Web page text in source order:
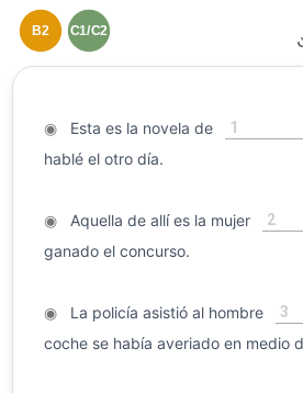
B2 C1/C2
◉Esta es la novela de 1
hablé el otro día.
◉Aquella de allí es la mujer 2
ganado el concurso.
◉La policía asistió al hombre 3
coche se había averiado en medio